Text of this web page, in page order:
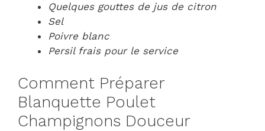
Quelques gouttes de jus de citron
Sel
Poivre blanc
Persil frais pour le service
Comment Préparer
Blanquette Poulet
Champignons Douceur